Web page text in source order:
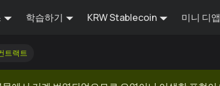
학습하기 KRW Stablecoin 미니 디앱
트랙트